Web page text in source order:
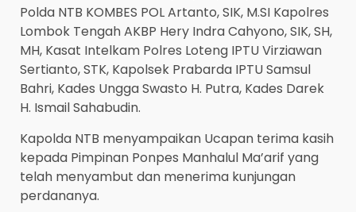
Polda NTB KOMBES POL Artanto, SIK, M.SI Kapolres
Lombok Tengah AKBP Hery Indra Cahyono, SIK, SH,
MH, Kasat Intelkam Polres Loteng IPTU Virziawan
Sertianto, STK, Kapolsek Prabarda IPTU Samsul
Bahri, Kades Ungga Swasto H. Putra, Kades Darek
H. Ismail Sahabudin.
Kapolda NTB menyampaikan Ucapan terima kasih
kepada Pimpinan Ponpes Manhalul Ma’arif yang
telah menyambut dan menerima kunjungan
perdananya.